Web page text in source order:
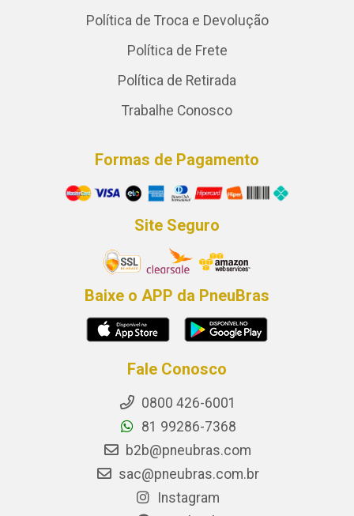
Política de Troca e Devolução
Política de Frete
Política de Retirada
Trabalhe Conosco
Formas de Pagamento
Site Seguro
Baixe o APP da PneuBras
Fale Conosco
0800 426-6001
81 99286-7368
b2b@pneubras.com
sac@pneubras.com.br
Instagram